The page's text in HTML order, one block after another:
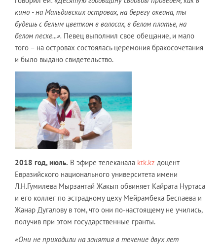
кино - на Мальдивских островах, на берегу океана, ты
будешь с белым цветком в волосах, в белом платье, на
белом песке...». Певец выполнил свое обещание, и мало
того – на островах состоялась церемония бракосочетания
и было выдано свидетельство.
2018 год, июль. В эфире телеканала ktk.kz доцент
Евразийского национального университета имени
Л.Н.Гумилева Мырзантай Жакып обвиняет Кайрата Нуртаса
и его коллег по эстрадному цеху Мейрамбека Беспаева и
Жанар Дугалову в том, что они по-настоящему не учились,
получив при этом государственные гранты.
«Они не приходили на занятия в течение двух лет